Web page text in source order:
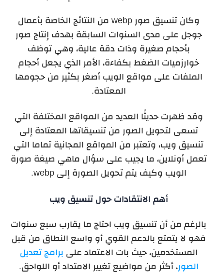
وكان تنسيق صور webp من النتائج الخاصة بأعمال
جوجل على مدى السنوات السابقة بهدف إنتاج صور
بأحجام صغيرة وذات دقة عالية، وهي توظف
خوارزميات الضغط بكفاءة، الأمر الذي يجعل أحجام
الملفات على مواقع الويب أصغر بكثير من حجومها
المعتادة.
وقد ظهرت حديثًا العديد من المواقع المختلفة التي
تسعى لتحويل الصور من تنسيقاتها المعتادة إلى
تنسيق ويب، وتعتبر من المواقع المجانية تماما التي
تعمل أونلاين، ما يجيب على سؤال ماهي صيغة صورة
الويب وكيف يتم تحويل الصورة إلى webp.
أهم الانتقادات حول تنسيق ويب
بالرغم من أن تنسيق ويب احتاج ما يقارب سبع سنوات
فهو لا يتمتع بالدعم القوي أو واسع النطاق من قبل
المستخدمين، حيث بات الاعتماد على برامج تعديل
الصور، أكثر من مواضيع تغيير الامتداد أو اللواحق.